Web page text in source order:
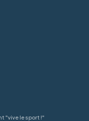
"vive le sport !"